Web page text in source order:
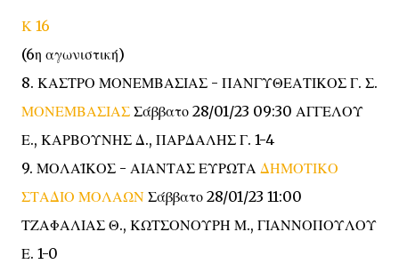
Κ 16
(6η αγωνιστική)
8. ΚΑΣΤΡΟ ΜΟΝΕΜΒΑΣΙΑΣ - ΠΑΝΓΥΘΕΑΤΙΚΟΣ Γ. Σ.
ΜΟΝΕΜΒΑΣΙΑΣ Σάββατο 28/01/23 09:30 ΑΓΓΕΛΟΥ
Ε., ΚΑΡΒΟΥΝΗΣ Δ., ΠΑΡΔΑΛΗΣ Γ. 1-4
9. ΜΟΛΑΪΚΟΣ - ΑΙΑΝΤΑΣ ΕΥΡΩΤΑ ΔΗΜΟΤΙΚΟ
ΣΤΑΔΙΟ ΜΟΛΑΩΝ Σάββατο 28/01/23 11:00
ΤΖΑΦΑΛΙΑΣ Θ., ΚΩΤΣΟΝΟΥΡΗ Μ., ΓΙΑΝΝΟΠΟΥΛΟΥ
Ε. 1-0